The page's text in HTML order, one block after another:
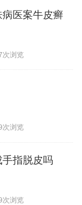
医案牛皮癣
次浏览
次浏览
指脱皮吗
次浏览